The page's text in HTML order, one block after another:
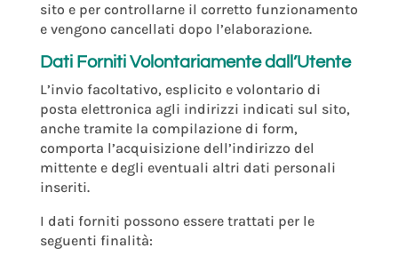
sito e per controllarne il corretto funzionamento
e vengono cancellati dopo l’elaborazione.
Dati Forniti Volontariamente dall’Utente
L’invio facoltativo, esplicito e volontario di
posta elettronica agli indirizzi indicati sul sito,
anche tramite la compilazione di form,
comporta l’acquisizione dell’indirizzo del
mittente e degli eventuali altri dati personali
inseriti.
I dati forniti possono essere trattati per le
seguenti finalità: